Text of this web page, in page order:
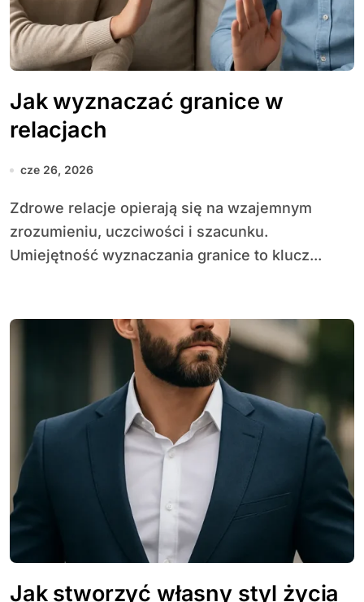
Jak wyznaczać granice w
relacjach
cze 26, 2026
Zdrowe relacje opierają się na wzajemnym
zrozumieniu, uczciwości i szacunku.
Umiejętność wyznaczania granice to klucz...
Jak stworzyć własny styl życia